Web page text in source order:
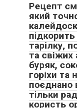
Рецепт
який
тарілку,
та свіжих
буряк,
горіхи та
поєднано
тільки
користь